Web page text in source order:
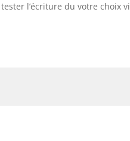
l’écriture du votre choix